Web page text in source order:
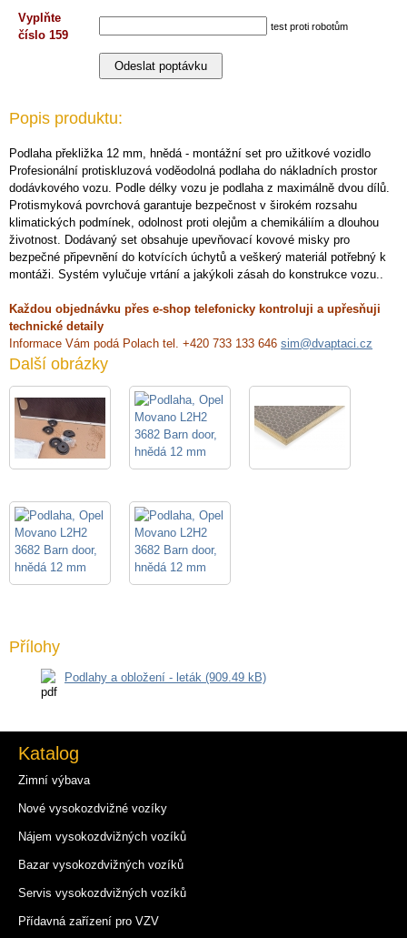
Vyplňte
číslo 159
test proti robotům
Popis produktu:
Podlaha překližka 12 mm, hnědá - montážní set pro užitkové vozidlo
Profesionální protiskluzová voděodolná podlaha do nákladních prostor
dodávkového vozu. Podle délky vozu je podlaha z maximálně dvou dílů.
Protismyková povrchová garantuje bezpečnost v širokém rozsahu
klimatických podmínek, odolnost proti olejům a chemikáliím a dlouhou
životnost. Dodávaný set obsahuje upevňovací kovové misky pro
bezpečné připevnění do kotvících úchytů a veškerý materiál potřebný k
montáži. Systém vylučuje vrtání a jakýkoli zásah do konstrukce vozu..
Každou objednávku přes e-shop telefonicky kontroluji a upřesňuji
technické detaily
Informace Vám podá Polach tel. +420 733 133 646 sim@dvaptaci.cz
Další obrázky
Přílohy
Podlahy a obložení - leták (909.49 kB)
Katalog
Zimní výbava
Nové vysokozdvižné vozíky
Nájem vysokozdvižných vozíků
Bazar vysokozdvižných vozíků
Servis vysokozdvižných vozíků
Přídavná zařízení pro VZV